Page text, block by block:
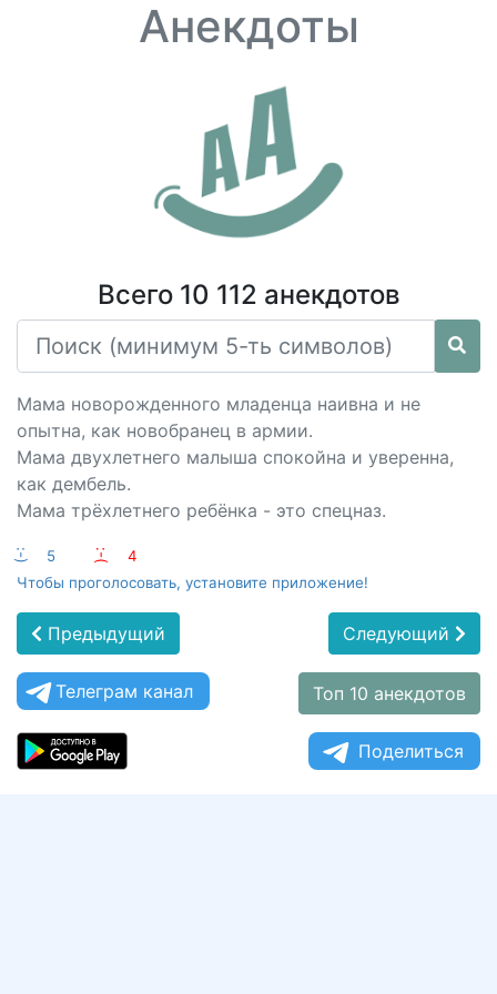
Анекдоты
Всего 10 112 анекдотов
Мама новорожденного младенца наивна и не
опытна, как новобранец в армии.
Мама двухлетнего малыша спокойна и уверенна,
как дембель.
Мама трёхлетнего ребёнка - это спецназ.
:-) 5 :-(
4
Чтобы проголосовать, установите приложение!
Предыдущий Следующий
Телеграм канал Топ 10 анекдотов
Поделиться